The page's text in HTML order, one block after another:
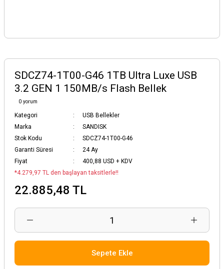
SDCZ74-1T00-G46 1TB Ultra Luxe USB
3.2 GEN 1 150MB/s Flash Bellek
0 yorum
Kategori
USB Bellekler
Marka
SANDISK
Stok Kodu
SDCZ74-1T00-G46
Garanti Süresi
24 Ay
Fiyat
400,88 USD + KDV
*4.279,97 TL den başlayan taksitlerle!!
22.885,48 TL
Sepete Ekle